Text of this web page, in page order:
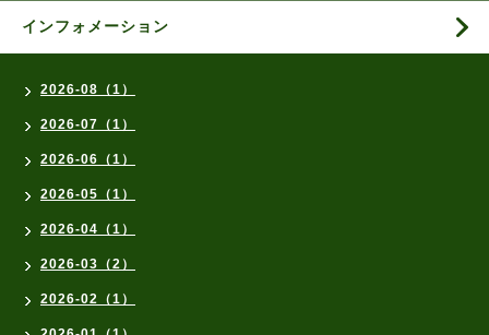
インフォメーション
2026-08（1）
2026-07（1）
2026-06（1）
2026-05（1）
2026-04（1）
2026-03（2）
2026-02（1）